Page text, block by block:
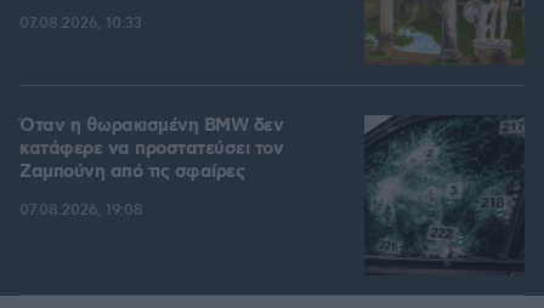
07.08.2026, 10:33
Όταν η θωρακισμένη BMW δεν
κατάφερε να προστατεύσει τον
Ζαμπούνη από τις σφαίρες
07.08.2026, 19:08